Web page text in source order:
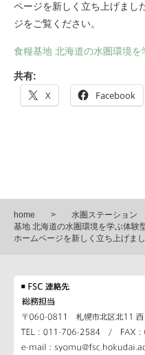
ページを新しく立ち上げまし
ジをご覧ください。
食糧基地 北海道の水圏環境
共有:
X Facebook
home 水圏ステーション
基地 北海道の水圏環境を学ぶ体験
ホームページを新しく立ち上げまし